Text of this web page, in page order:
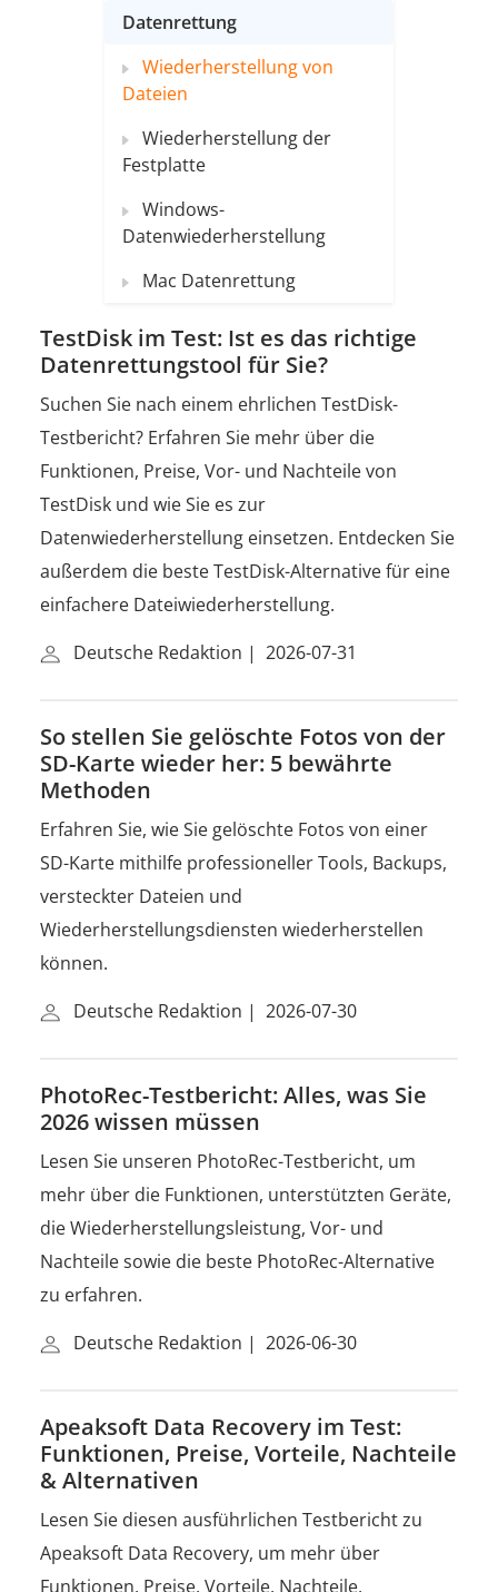
Datenrettung
Wiederherstellung von
Dateien
Wiederherstellung der
Festplatte
Windows-
Datenwiederherstellung
Mac Datenrettung
TestDisk im Test: Ist es das richtige
Datenrettungstool für Sie?
Suchen Sie nach einem ehrlichen TestDisk-
Testbericht? Erfahren Sie mehr über die
Funktionen, Preise, Vor- und Nachteile von
TestDisk und wie Sie es zur
Datenwiederherstellung einsetzen. Entdecken Sie
außerdem die beste TestDisk-Alternative für eine
einfachere Dateiwiederherstellung.
Deutsche Redaktion | 2026-07-31
So stellen Sie gelöschte Fotos von der
SD-Karte wieder her: 5 bewährte
Methoden
Erfahren Sie, wie Sie gelöschte Fotos von einer
SD-Karte mithilfe professioneller Tools, Backups,
versteckter Dateien und
Wiederherstellungsdiensten wiederherstellen
können.
Deutsche Redaktion | 2026-07-30
PhotoRec-Testbericht: Alles, was Sie
2026 wissen müssen
Lesen Sie unseren PhotoRec-Testbericht, um
mehr über die Funktionen, unterstützten Geräte,
die Wiederherstellungsleistung, Vor- und
Nachteile sowie die beste PhotoRec-Alternative
zu erfahren.
Deutsche Redaktion | 2026-06-30
Apeaksoft Data Recovery im Test:
Funktionen, Preise, Vorteile, Nachteile
& Alternativen
Lesen Sie diesen ausführlichen Testbericht zu
Apeaksoft Data Recovery, um mehr über
Funktionen, Preise, Vorteile, Nachteile,